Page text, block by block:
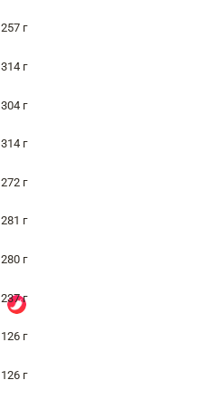
257 г
314 г
304 г
314 г
272 г
281 г
280 г
237 г
126 г
126 г